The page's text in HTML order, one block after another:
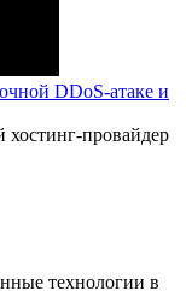
DDoS-атаке и
хостинг-провайдер
технологии в